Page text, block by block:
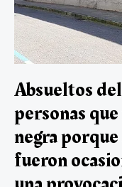
Absueltos
personas
negra
fueron